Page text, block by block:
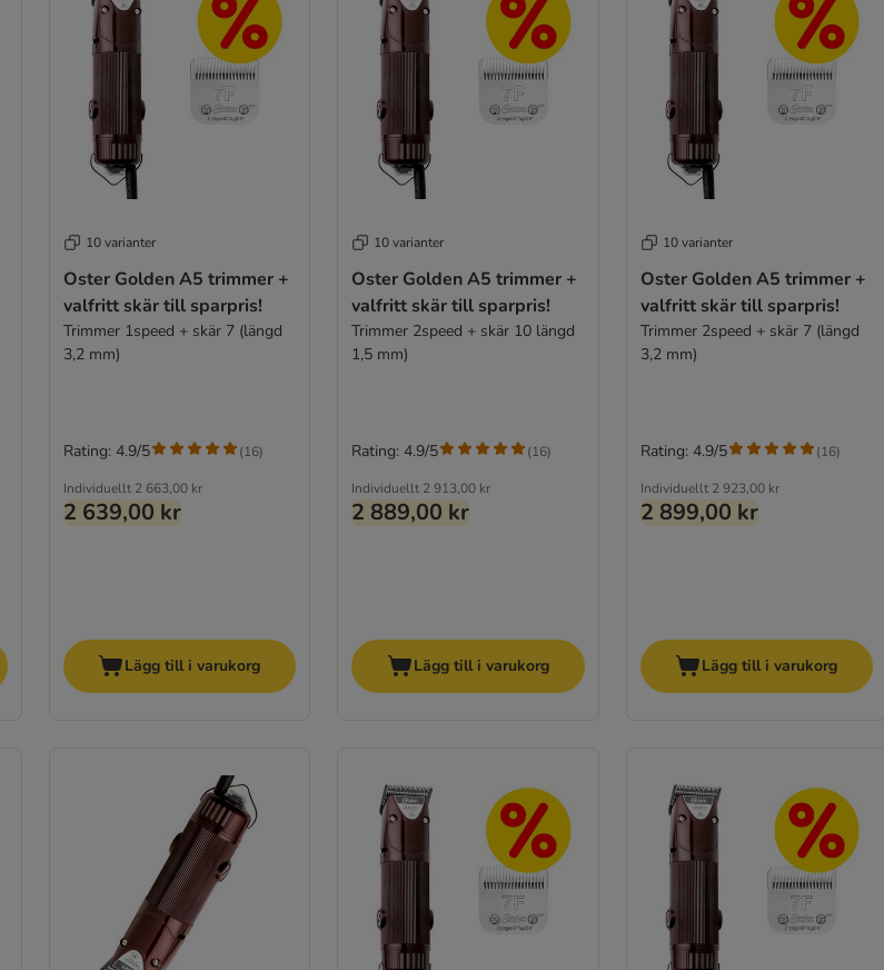
10 varianter
Oster Golden A5 trimmer +
valfritt skär till sparpris!
Trimmer 1speed + skär 7 (längd
3,2 mm)
Individuellt 2 663,00 kr
2 639,00 kr
Rating: 4.9/5 (16)
Lägg till i varukorg
10 varianter
Oster Golden A5 trimmer +
valfritt skär till sparpris!
Trimmer 2speed + skär 10 längd
1,5 mm)
Individuellt 2 913,00 kr
2 889,00 kr
Rating: 4.9/5 (16)
Lägg till i varukorg
10 varianter
Oster Golden A5 trimmer +
valfritt skär till sparpris!
Trimmer 2speed + skär 7 (längd
3,2 mm)
Individuellt 2 923,00 kr
2 899,00 kr
Rating: 4.9/5 (16)
Lägg till i varukorg